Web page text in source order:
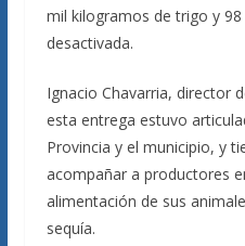
mil kilogramos de trigo y
desactivada.
Ignacio Chavarria, director
esta entrega estuvo
Provincia y el municipio, y
acompañar a productores
alimentación de sus
sequía.